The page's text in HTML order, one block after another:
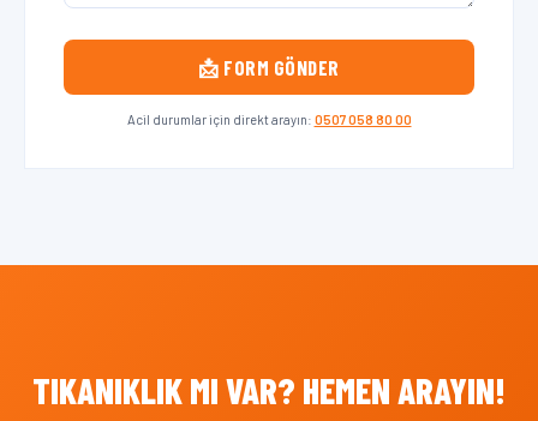
📩 FORM GÖNDER
Acil durumlar için direkt arayın: 0507 058 80 00
TIKANIKLIK MI VAR? HEMEN ARAYIN!